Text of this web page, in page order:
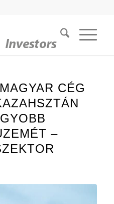
CÉG
–